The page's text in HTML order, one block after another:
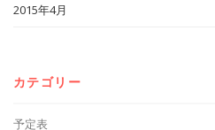
2015年4月
カテゴリー
予定表